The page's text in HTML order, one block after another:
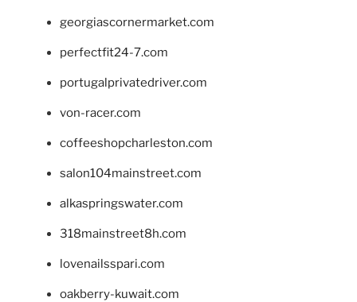
georgiascornermarket.com
perfectfit24-7.com
portugalprivatedriver.com
von-racer.com
coffeeshopcharleston.com
salon104mainstreet.com
alkaspringswater.com
318mainstreet8h.com
lovenailsspari.com
oakberry-kuwait.com